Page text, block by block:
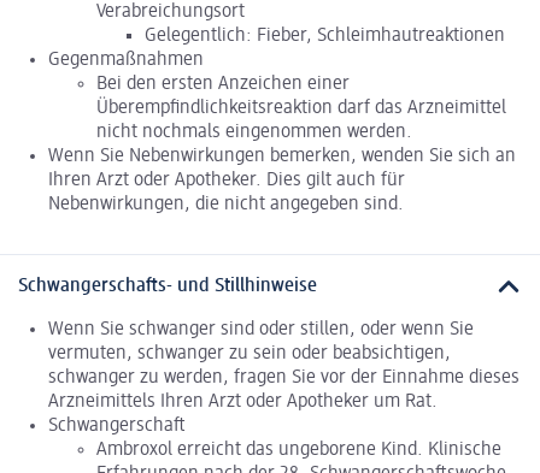
Verabreichungsort
Gelegentlich: Fieber, Schleimhautreaktionen
Gegenmaßnahmen
Bei den ersten Anzeichen einer
Überempfindlichkeitsreaktion darf das Arzneimittel
nicht nochmals eingenommen werden.
Wenn Sie Nebenwirkungen bemerken, wenden Sie sich an
Ihren Arzt oder Apotheker. Dies gilt auch für
Nebenwirkungen, die nicht angegeben sind.
Schwangerschafts- und Stillhinweise
Wenn Sie schwanger sind oder stillen, oder wenn Sie
vermuten, schwanger zu sein oder beabsichtigen,
schwanger zu werden, fragen Sie vor der Einnahme dieses
Arzneimittels Ihren Arzt oder Apotheker um Rat.
Schwangerschaft
Ambroxol erreicht das ungeborene Kind. Klinische